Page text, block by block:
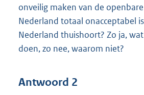
onveilig maken van de
Nederland totaal onacceptabel
Nederland thuishoort? Zo ja,
doen, zo nee, waarom niet?
Antwoord 2